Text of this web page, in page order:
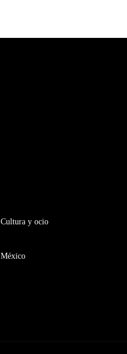
Cultura y ocio
México